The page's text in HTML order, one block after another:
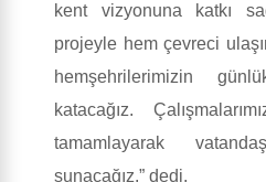
kent vizyonuna katkı
projeyle hem çevreci
hemşehrilerimizin
katacağız.
tamamlayarak
sunacağız.” dedi.